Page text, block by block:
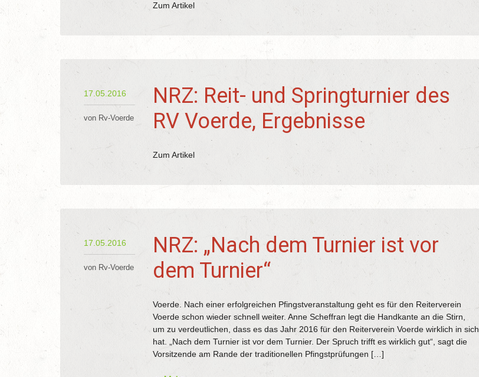
Zum Artikel
17.05.2016
von Rv-Voerde
NRZ: Reit- und Springturnier des
RV Voerde, Ergebnisse
Zum Artikel
17.05.2016
von Rv-Voerde
NRZ: „Nach dem Turnier ist vor
dem Turnier“
Voerde. Nach einer erfolgreichen Pfingstveranstaltung geht es für den Reiterverein
Voerde schon wieder schnell weiter. Anne Scheffran legt die Handkante an die Stirn,
um zu verdeutlichen, dass es das Jahr 2016 für den Reiterverein Voerde wirklich in sich
hat. „Nach dem Turnier ist vor dem Turnier. Der Spruch trifft es wirklich gut“, sagt die
Vorsitzende am Rande der traditionellen Pfingstprüfungen […]